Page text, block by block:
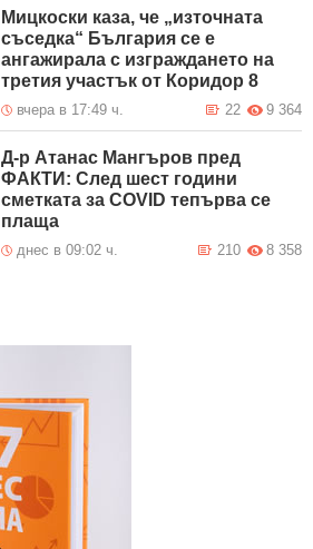
Мицкоски каза, че „източната
съседка“ България се е
ангажирала с изграждането на
третия участък от Коридор 8
вчера в 17:49 ч. 9 364
22
Д-р Атанас Мангъров пред
ФАКТИ: След шест години
сметката за COVID тепърва се
плаща
днес в 09:02 ч. 8 358
210